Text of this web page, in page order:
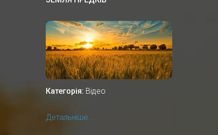
Категорія: Відео
Детальніше...